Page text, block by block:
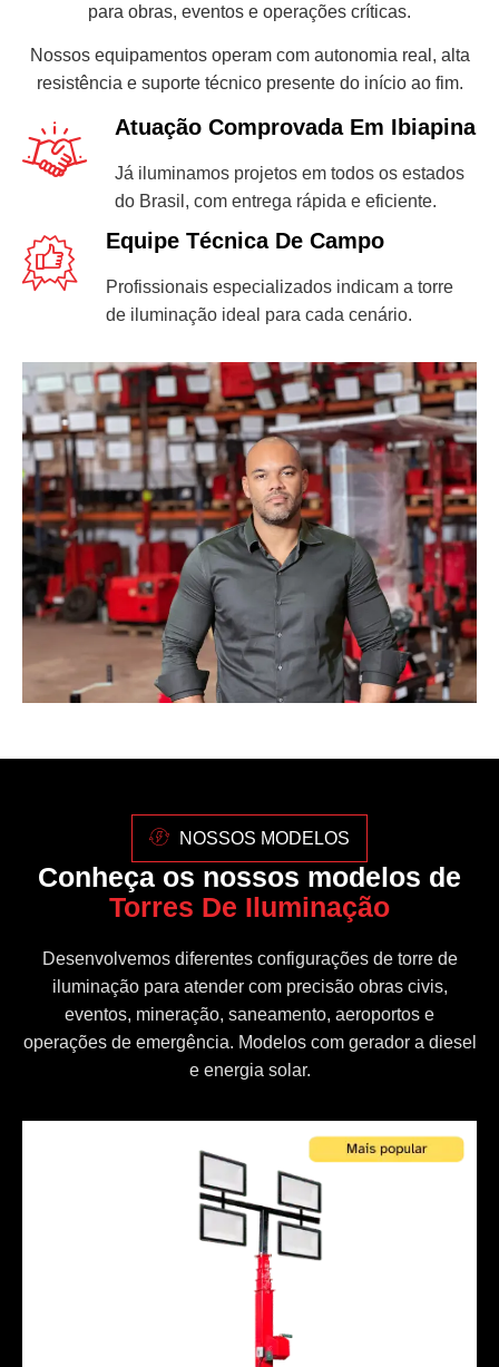
para obras, eventos e operações críticas.
Nossos equipamentos operam com autonomia real, alta
resistência e suporte técnico presente do início ao fim.
Atuação Comprovada Em Ibiapina
Já iluminamos projetos em todos os estados
do Brasil, com entrega rápida e eficiente.
Equipe Técnica De Campo
Profissionais especializados indicam a torre
de iluminação ideal para cada cenário.
NOSSOS MODELOS
Conheça os nossos modelos de
Torres De Iluminação
Desenvolvemos diferentes configurações de torre de
iluminação para atender com precisão obras civis,
eventos, mineração, saneamento, aeroportos e
operações de emergência. Modelos com gerador a diesel
e energia solar.